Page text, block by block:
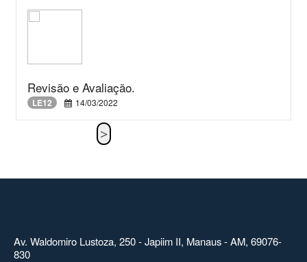
Revisão e Avaliação.
LE12 14/03/2022
Av. Waldomiro Lustoza, 250 - Japiim II, Manaus - AM, 69076-
830